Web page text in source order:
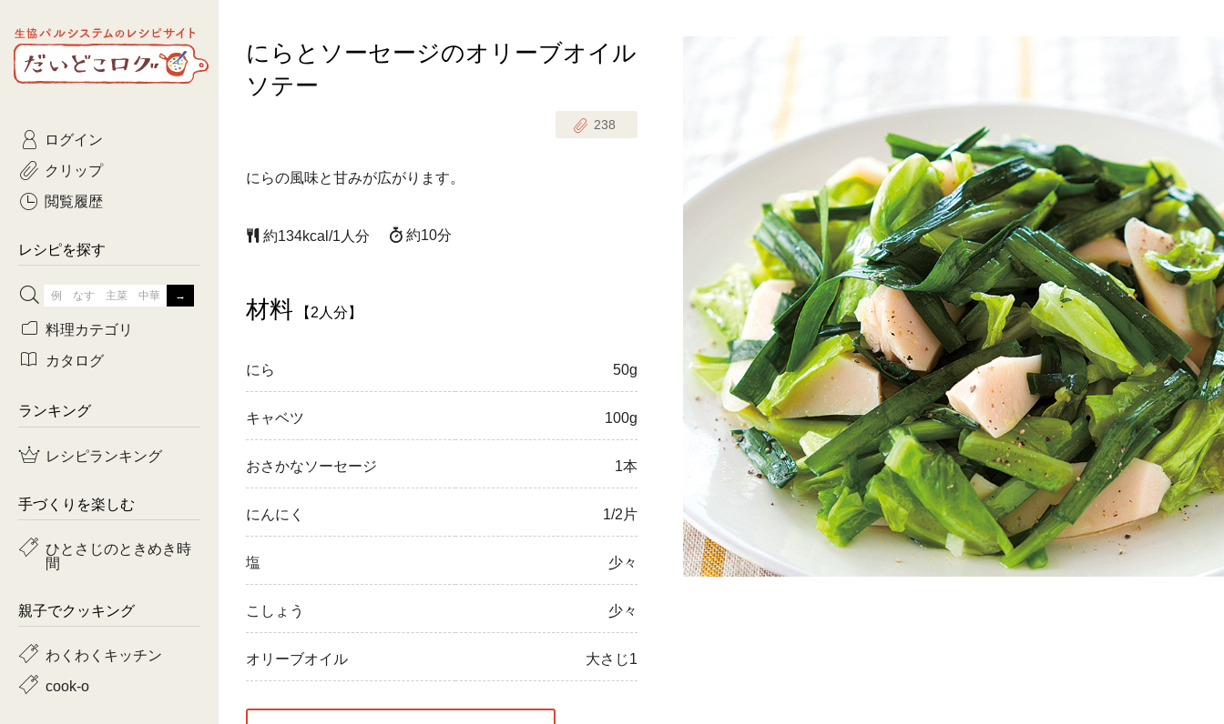
生協パルシステムのレシピ
サイト
だいどこログ
にらとソーセージのオリーブオイル
ソテー
238
にらの風味と甘みが広がります。
約134kcal/1人分 約10分
材料 【2人分】
にら 50g
キャベツ 100g
おさかなソーセージ 1本
にんにく 1/2片
塩 少々
こしょう 少々
オリーブオイル 大さじ1
ログイン
クリップ
閲覧履歴
レシピを探す
ひとさじのときめき時間
3日分ごはんセット（2人分）
3日分ごはんセット（3人分）
牛肉 豚肉
鶏肉 ひき肉
料理カテゴリ
主菜 副菜
おつまみ
カタログ
コトコト
乾物屋さん
探す
ランキング
レシピランキング
手づくりを楽しむ
ひとさじのときめき時
間
親子でクッキング
わくわくキッチン
cook-o